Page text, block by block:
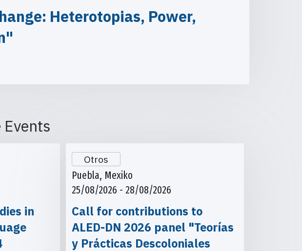
Heterotopias, Power,
in
Otros
Puebla, Mexiko
25/08/2026 - 28/08/2026
Call for contributions to
ALED-DN 2026 panel "Teorías
y Prácticas Descoloniales